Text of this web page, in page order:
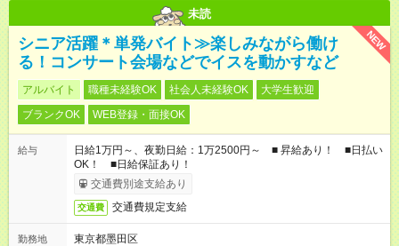
未読
NEW
シニア活躍＊単発バイト≫楽しみながら働け
る！コンサート会場などでイスを動かすなど
アルバイト 職種未経験OK 社会人未経験OK
大学生歓迎
ブランクOK
WEB登録・面接OK
給与
日給1万円～、夜勤日給：1万2500円～ ■ 昇給あり！ ■日払い
OK！ ■日給保証あり！
交通費別途支給あり
交通費 交通費規定支給
勤務地
東京都墨田区